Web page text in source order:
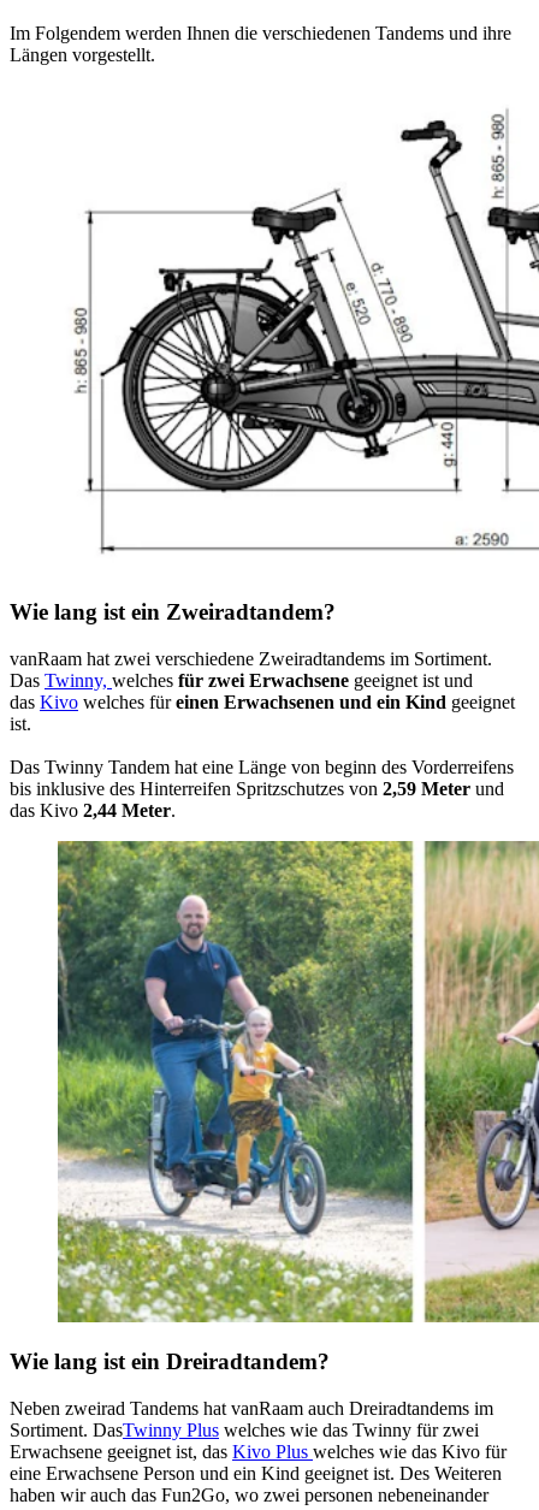
Im Folgendem werden Ihnen die verschiedenen Tandems und ihre
Längen vorgestellt.
Wie lang ist ein Zweiradtandem?
vanRaam hat zwei verschiedene Zweiradtandems im Sortiment.
Das Twinny, welches für zwei Erwachsene geeignet ist und
das Kivo welches füreinen Erwachsenen und ein Kind geeignet
ist.
Das Twinny Tandem hat eine Länge von beginn des Vorderreifens
bis inklusive des Hinterreifen Spritzschutzes von 2,59 Meter und
das Kivo 2,44 Meter.
Wie lang ist ein Dreiradtandem?
Neben zweirad Tandems hat vanRaam auch Dreiradtandems im
Sortiment. DasTwinny Plus welches wie das Twinny für zwei
Erwachsene geeignet ist, das Kivo Plus welches wie das Kivo für
eine Erwachsene Person und ein Kind geeignet ist. Des Weiteren
haben wir auch das Fun2Go, wo zwei personen nebeneinander